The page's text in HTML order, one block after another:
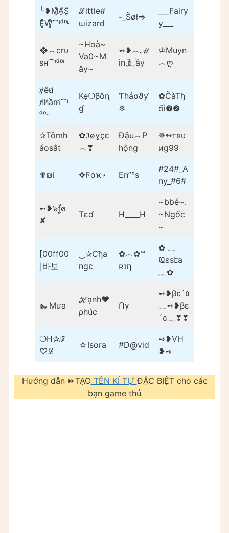
╰❥M̥ͦḀͦS̥ͦ
E̥ͦW̥ͦ⁀ᶦᵈᵒᶫ
ℒittle#
ѡizard
-_Šøł=>
___Fairy
y___
❖︵crυ
ѕн⁀ᶦᵈᵒᶫ
~Hoà~
Va0~M
ây~
➻❥︵ℳ
in.廴ầy
♔Muyn
︵ღ
y̸êu̸
n̸h̸ầm̸⁀ᶦ
ᵈᵒᶫ
Kẹ❍βôɳ
ɠ
Ƭɦảσϑƴ
❄
✿ČàTɧ
ối❼❷
✰Tômh
áosắt
✿ℑøɣçɛ
︵❣
Đậu︵P
hộng
✵↬тяυ
иg99
✟₪i ✥Ϝѻϰ⋆ En”°s
#24#_A
ny_#6#
➻❥๖ۣۜƒø
✘
Tєɗ H____H
~bbé~.
~Ngốc
~
[00ff00
]바보
‿✰Cђa
ngε
✿︵✿™
ʀɪη
✿ ﹏
Ҩɛsէa
﹏✿
๛Mưa
ℋạnh♥
ρhúc
Ոγ
➻❥βε´٥
﹏➻❥βε
´٥﹏❣❣
❍H✰ℱ
♡ℒ
☆Isora #D@vid
➺❥VH
❥➺
Hướng dẫn ⏩TẠOTÊN KÍ TỰĐẶC BIỆT cho các
bạn game thủ